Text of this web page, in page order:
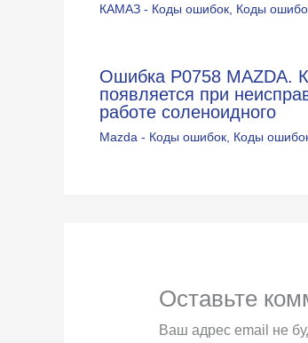
КАМАЗ - Коды ошибок, Коды
Ошибка P0758 MAZDA.
появляется при
работе соленоидного
Mazda - Коды ошибок, Коды
Оставьте
Ваш адрес email не